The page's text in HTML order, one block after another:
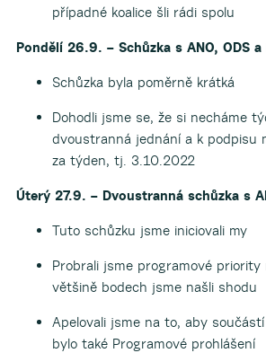
případné koalice šli rádi spolu
Pondělí 26.9. – Schůzka s ANO, ODS a
Schůzka byla poměrně krátká
Dohodli jsme se, že si necháme
dvoustranná jednání a k podpisu
za týden, tj. 3.10.2022
Úterý 27.9. – Dvoustranná schůzka s
Tuto schůzku jsme iniciovali my
Probrali jsme programové
většině bodech jsme našli shodu
Apelovali jsme na to, aby
bylo také Programové prohlášení